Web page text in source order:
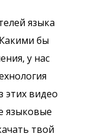
языка
бы
у нас
этих видео
языковые
твой